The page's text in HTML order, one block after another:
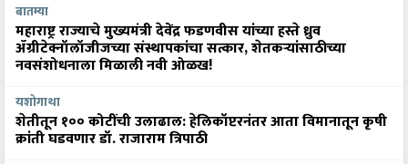
बातम्या
महाराष्ट्र राज्याचे मुख्यमंत्री देवेंद्र फडणवीस यांच्या हस्ते ध्रुव
ॲग्रीटेक्नॉलॉजीजच्या संस्थापकांचा सत्कार, शेतकऱ्यांसाठीच्या
नवसंशोधनाला मिळाली नवी ओळख!
यशोगाथा
शेतीतून १०० कोटींची उलाढाल: हेलिकॉप्टरनंतर आता विमानातून कृषी
क्रांती घडवणार डॉ. राजाराम त्रिपाठी